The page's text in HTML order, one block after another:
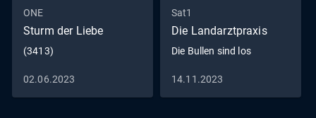
ONE
Sturm der Liebe
(3413)
02.06.2023
Sat1
Die Landarztpraxis
Die Bullen sind los
14.11.2023